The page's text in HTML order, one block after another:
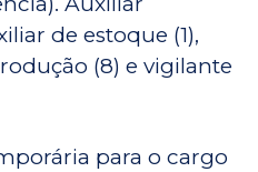
de estoque (1),
(8) e vigilante
para o cargo